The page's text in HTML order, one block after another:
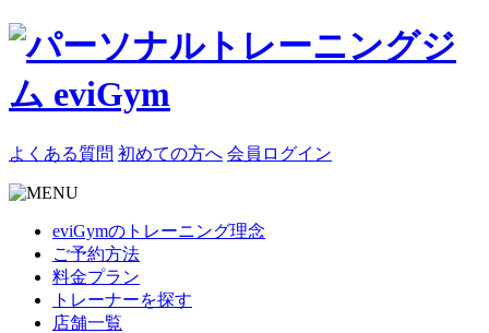
よくある質問 初めての方へ 会員ログイン
eviGymのトレーニング理念
ご予約方法
料金プラン
トレーナーを探す
店舗一覧